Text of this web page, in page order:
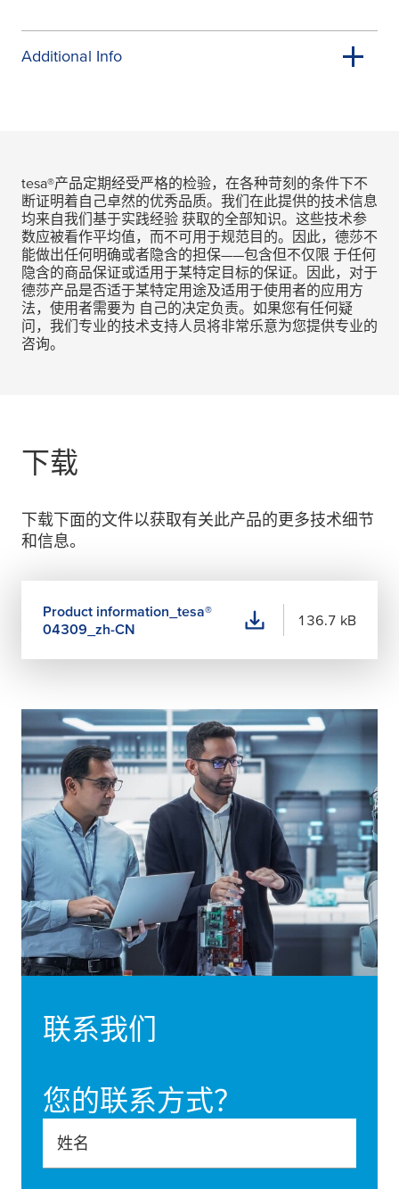
Additional Info
tesa®产品定期经受严格的检验，在各种苛刻的条件下不
断证明着自己卓然的优秀品质。我们在此提供的技术信息
均来自我们基于实践经验 获取的全部知识。这些技术参
数应被看作平均值，而不可用于规范目的。因此，德莎不
能做出任何明确或者隐含的担保——包含但不仅限 于任何
隐含的商品保证或适用于某特定目标的保证。因此，对于
德莎产品是否适于某特定用途及适用于使用者的应用方
法，使用者需要为 自己的决定负责。如果您有任何疑
问，我们专业的技术支持人员将非常乐意为您提供专业的
咨询。
下载
下载下面的文件以获取有关此产品的更多技术细节
和信息。
Product information_ tesa®
04309_zh-CN
136.7 kB
联系我们
您的联系方式？
姓名